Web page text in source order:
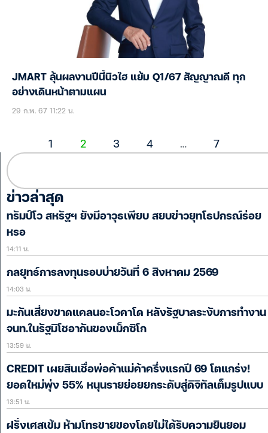
JMART ลุ้นผลงานปีนี้นิวไฮ แย้ม Q1/67 สัญญาณดี ทุก
อย่างเดินหน้าตามแผน
29 ก.พ. 67 11:22 น.
1 2 3 4 … 7
ข่าวล่าสุด
ทรัมป์โว สหรัฐฯ ยังมีอาวุธเพียบ สยบข่าวยุทโธปกรณ์ร่อย
หรอ
14:11 น.
กลยุทธ์การลงทุนรอบบ่ายวันที่ 6 สิงหาคม 2569
14:03 น.
มะกันเสี่ยงขาดแคลนอะโวคาโด หลังรัฐบาลระงับการทำงาน
จนท.ในรัฐมิโชอากันของเม็กซิโก
13:59 น.
CREDIT เผยสินเชื่อพ่อค้าแม่ค้าครึ่งแรกปี 69 โตแกร่ง!
ยอดใหม่พุ่ง 55% หนุนรายย่อยยกระดับสู่ดิจิทัลเต็มรูปแบบ
13:51 น.
ฝรั่งเศสเข้ม ห้ามโทรขายของโดยไม่ได้รับความยินยอม